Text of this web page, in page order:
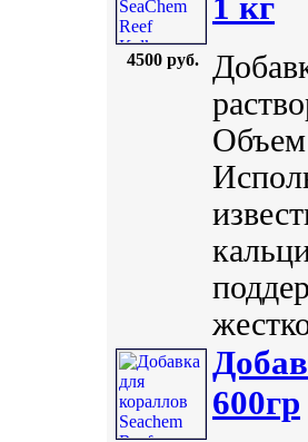
4500 руб.
600гр